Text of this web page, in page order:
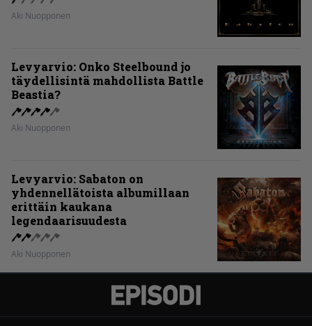
Aki Nuopponen
Levyarvio: Onko Steelbound jo
täydellisintä mahdollista Battle
Beastia?
Aki Nuopponen
Levyarvio: Sabaton on
yhdennellätoista albumillaan
erittäin kaukana
legendaarisuudesta
Aki Nuopponen